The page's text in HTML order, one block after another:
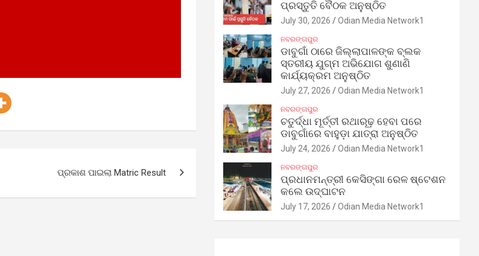
ପ୍ରକାଶ ପାଇଲା Matric Result
ପ୍ରସ୍ତୁତି ବୈଠକ ଅନୁଷ୍ଠିତ
July 30, 2026 Odian Media Network1
ନବରଙ୍ଗପୁର
ଡାବୁଗାଁ ଠାରେ ଜିଲ୍ଲାପାଳଙ୍କ ବ୍ଲକ
ସ୍ତରୀୟ ଯୁଗ୍ମ ଅଭିଯୋଗ ଶୁଣାଣି
କାର୍ଯ୍ୟକ୍ରମ ଅନୁଷ୍ଠିତ
July 27, 2026 Odian Media Network1
ନବରଙ୍ଗପୁର
ଚତୁର୍ଦ୍ଧା ମୂର୍ତ୍ତୀ ରଥାରୂଢ଼ ହେବା ପରେ
ଡାବୁଗାଁରେ ବାହୁଡ଼ା ଯାତ୍ରା ଅନୁଷ୍ଠିତ
July 24, 2026 Odian Media Network1
ନବରଙ୍ଗପୁର
ପ୍ରଧାନମନ୍ତ୍ରୀ କେସିଙ୍ଗା ରେଳ ଷ୍ଟେଶନ
କଲେ ଉଦ୍‌ଘାଟନ
July 17, 2026 Odian Media Network1